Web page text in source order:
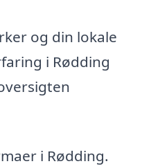
og din lokale
i Rødding
i Rødding.